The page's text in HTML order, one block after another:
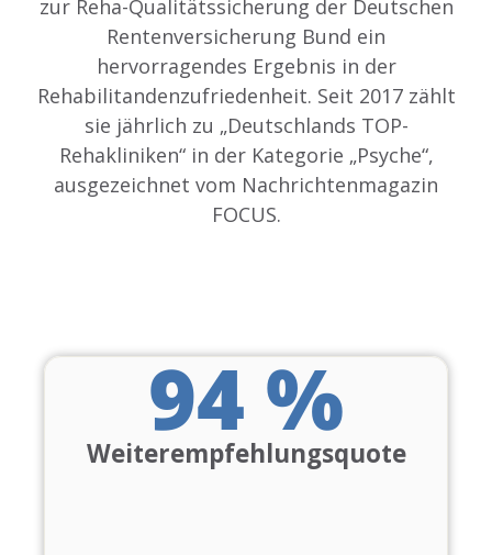
zur Reha-Qualitätssicherung der Deutschen
Rentenversicherung Bund ein
hervorragendes Ergebnis in der
Rehabilitandenzufriedenheit. Seit 2017 zählt
sie jährlich zu „Deutschlands TOP-
Rehakliniken“ in der Kategorie „Psyche“,
ausgezeichnet vom Nachrichtenmagazin
FOCUS.
94 %
Weiterempfehlungsquote